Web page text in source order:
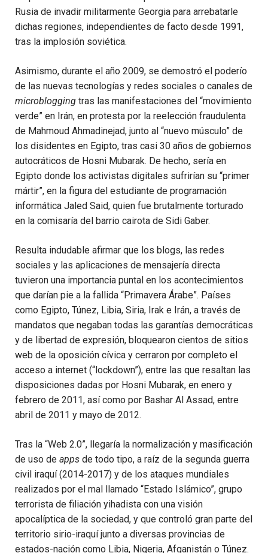
Rusia de invadir militarmente Georgia para arrebatarle
dichas regiones, independientes de facto desde 1991,
tras la implosión soviética.
Asimismo, durante el año 2009, se demostró el poderío
de las nuevas tecnologías y redes sociales o canales de
microblogging tras las manifestaciones del “movimiento
verde” en Irán, en protesta por la reelección fraudulenta
de Mahmoud Ahmadinejad, junto al “nuevo músculo” de
los disidentes en Egipto, tras casi 30 años de gobiernos
autocráticos de Hosni Mubarak. De hecho, sería en
Egipto donde los activistas digitales sufrirían su “primer
mártir”, en la figura del estudiante de programación
informática Jaled Said, quien fue brutalmente torturado
en la comisaría del barrio cairota de Sidi Gaber.
Resulta indudable afirmar que los blogs, las redes
sociales y las aplicaciones de mensajería directa
tuvieron una importancia puntal en los acontecimientos
que darían pie a la fallida “Primavera Árabe”. Países
como Egipto, Túnez, Libia, Siria, Irak e Irán, a través de
mandatos que negaban todas las garantías democráticas
y de libertad de expresión, bloquearon cientos de sitios
web de la oposición cívica y cerraron por completo el
acceso a internet (“lockdown”), entre las que resaltan las
disposiciones dadas por Hosni Mubarak, en enero y
febrero de 2011, así como por Bashar Al Assad, entre
abril de 2011 y mayo de 2012.
Tras la “Web 2.0”, llegaría la normalización y masificación
de uso de apps de todo tipo, a raíz de la segunda guerra
civil iraquí (2014-2017) y de los ataques mundiales
realizados por el mal llamado “Estado Islámico”, grupo
terrorista de filiación yihadista con una visión
apocalíptica de la sociedad, y que controló gran parte del
territorio sirio-iraquí junto a diversas provincias de
estados-nación como Libia, Nigeria, Afganistán o Túnez.